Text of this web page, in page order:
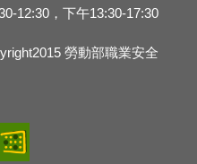
12:30，下午13:30-17:30
勞動部職業安全